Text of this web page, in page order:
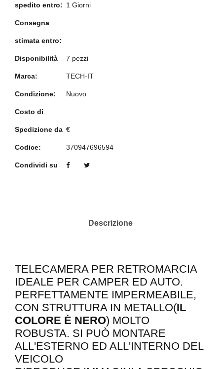
spedito entro: 1 Giorni
Consegna
stimata entro:
Disponibilità 7 pezzi
Marca: TECH-IT
Condizione: Nuovo
Costo di
Spedizione da €
Codice: 370947696594
Condividi su
Descrizione
TELECAMERA PER RETROMARCIA
IDEALE PER CAMPER ED AUTO.
PERFETTAMENTE IMPERMEABILE,
CON STRUTTURA IN METALLO(IL
COLORE È NERO) MOLTO
ROBUSTA. SI PUÒ MONTARE
ALL'ESTERNO ED ALL'INTERNO DEL
VEICOLO